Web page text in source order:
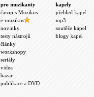
pro muzikanty
časopis Muzikus
e-muzikus
novinky
testy nástrojů
články
workshopy
seriály
videa
bazar
publikace a DVD
kapely
přehled kapel
mp3
soutěže kapel
blogy kapel